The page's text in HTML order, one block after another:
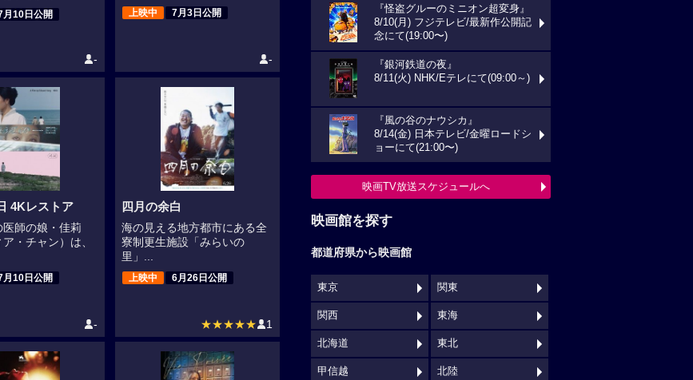
月10日公開
-
上映中 7月3日公開
-
4Kレストア
師の娘・佳莉
ア・チャン）は、
月10日公開
-
四月の余白
海の見える地方都市にある全
寮制更生施設「みらいの
里」...
上映中 6月26日公開
★★★★★ 1
『怪盗グルーのミニオン超変身』
8/10(月) フジテレビ/最新作公開記
念にて(19:00〜)
『銀河鉄道の夜』
8/11(火) NHK/Eテレにて(09:00～)
『風の谷のナウシカ』
8/14(金) 日本テレビ/金曜ロードシ
ョーにて(21:00〜)
映画TV放送スケジュールへ
映画館を探す
都道府県から映画館
東京 関東
関西 東海
北海道 東北
甲信越 北陸